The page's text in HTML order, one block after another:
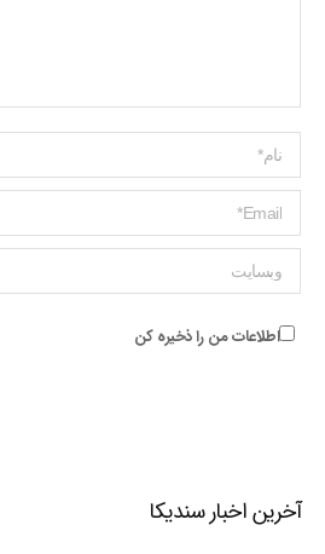
Name *
ایمیل *
وبسایت
اطلاعات من را ذخیره کن
آخرین اخبار سندیکا